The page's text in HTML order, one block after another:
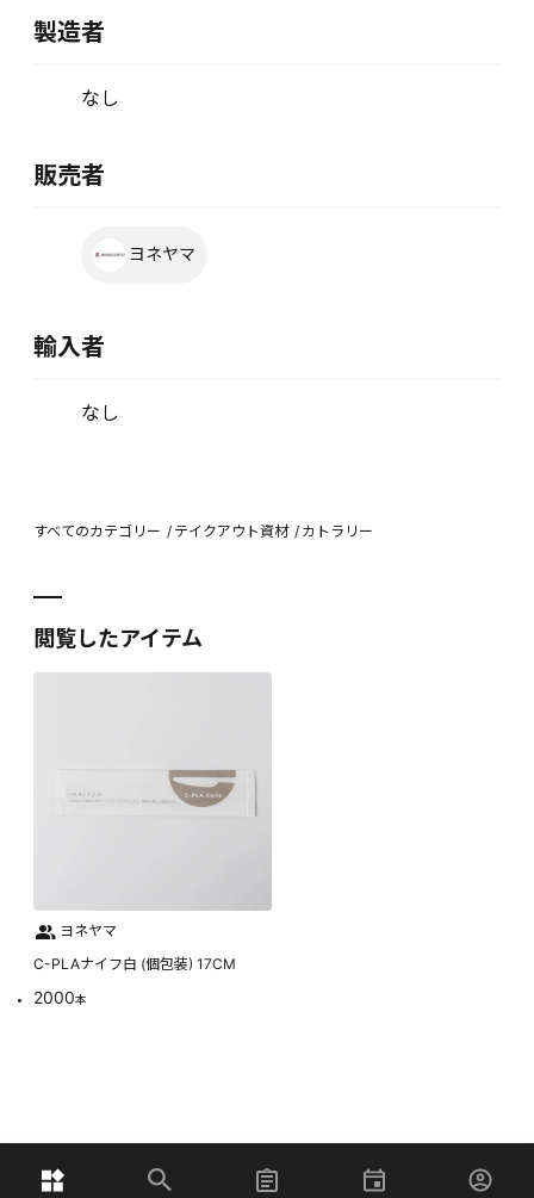
製造者
なし
販売者
ヨネヤマ
輸入者
なし
すべてのカテゴリー テイクアウト資材 カトラリー
閲覧したアイテム
ヨネヤマ
C-PLAナイフ白 (個包装) 17CM
2000本